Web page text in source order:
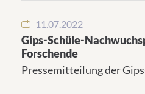
11.07.2022
Gips-Schüle-
Forschende
Pressemitteilung der